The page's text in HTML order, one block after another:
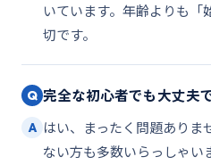
いています。年齢よりも「
切です。
Q 完全な初心者でも大丈夫
A はい、まったく問題あり
ない方も多数いらっしゃい